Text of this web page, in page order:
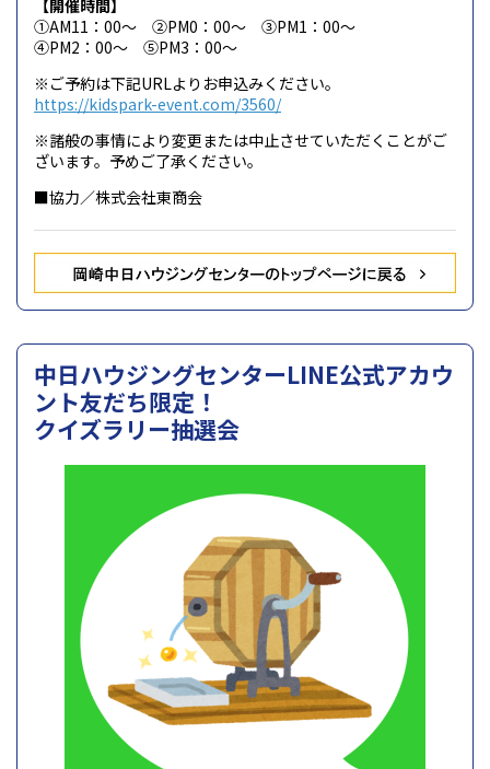
【開催時間】
①AM11：00～ ②PM0：00～ ③PM1：00～
④PM2：00～ ⑤PM3：00～
※ご予約は下記URLよりお申込みください。
https://kidspark-event.com/3560/
※諸般の事情により変更または中止させていただくことがご
ざいます。予めご了承ください。
■協力／株式会社東商会
中日ハウジングセンターLINE公式アカウ
ント友だち限定！
クイズラリー抽選会